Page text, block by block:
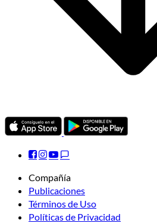
Compañía
Publicaciones
Términos de Uso
Políticas de Privacidad